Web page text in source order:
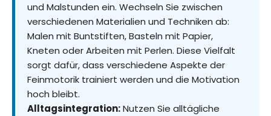
und Malstunden ein. Wechseln Sie zwischen
verschiedenen Materialien und Techniken ab:
Malen mit Buntstiften, Basteln mit Papier,
Kneten oder Arbeiten mit Perlen. Diese Vielfalt
sorgt dafür, dass verschiedene Aspekte der
Feinmotorik trainiert werden und die Motivation
hoch bleibt.
Alltagsintegration:Nutzen Sie alltägliche